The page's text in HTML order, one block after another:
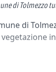
di Tolmezzo
di
vegetazione